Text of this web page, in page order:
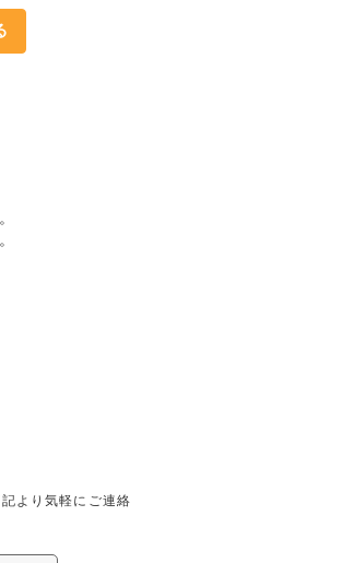
より気軽にご連絡